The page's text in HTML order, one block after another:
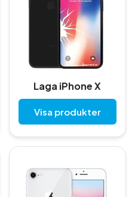
Laga iPhone X
Visa produkter